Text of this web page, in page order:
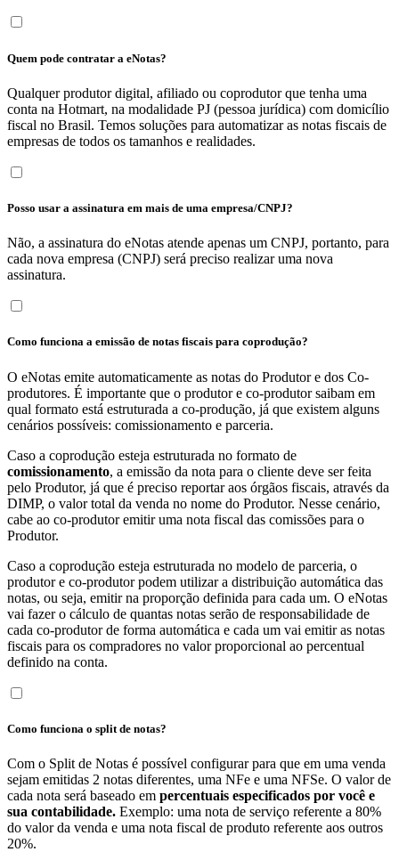
Quem pode contratar a eNotas?
Qualquer produtor digital, afiliado ou coprodutor que tenha uma
conta na Hotmart, na modalidade PJ (pessoa jurídica) com domicílio
fiscal no Brasil. Temos soluções para automatizar as notas fiscais de
empresas de todos os tamanhos e realidades.
Posso usar a assinatura em mais de uma empresa/CNPJ?
Não, a assinatura do eNotas atende apenas um CNPJ, portanto, para
cada nova empresa (CNPJ) será preciso realizar uma nova
assinatura.
Como funciona a emissão de notas fiscais para coprodução?
O eNotas emite automaticamente as notas do Produtor e dos Co-
produtores. É importante que o produtor e co-produtor saibam em
qual formato está estruturada a co-produção, já que existem alguns
cenários possíveis: comissionamento e parceria.
Caso a coprodução esteja estruturada no formato de
comissionamento, a emissão da nota para o cliente deve ser feita
pelo Produtor, já que é preciso reportar aos órgãos fiscais, através da
DIMP, o valor total da venda no nome do Produtor. Nesse cenário,
cabe ao co-produtor emitir uma nota fiscal das comissões para o
Produtor.
Caso a coprodução esteja estruturada no modelo de parceria, o
produtor e co-produtor podem utilizar a distribuição automática das
notas, ou seja, emitir na proporção definida para cada um. O eNotas
vai fazer o cálculo de quantas notas serão de responsabilidade de
cada co-produtor de forma automática e cada um vai emitir as notas
fiscais para os compradores no valor proporcional ao percentual
definido na conta.
Como funciona o split de notas?
Com o Split de Notas é possível configurar para que em uma venda
sejam emitidas 2 notas diferentes, uma NFe e uma NFSe. O valor de
cada nota será baseado em percentuais especificados por você e
sua contabilidade. Exemplo: uma nota de serviço referente a 80%
do valor da venda e uma nota fiscal de produto referente aos outros
20%.